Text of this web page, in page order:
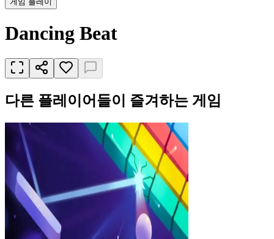
Dancing Beat
다른 플레이어들이 즐겨하는 게임